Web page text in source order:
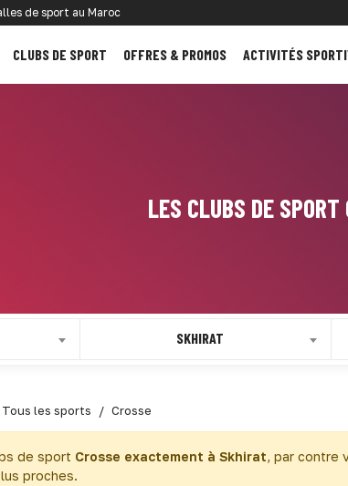
de sport au Maroc
CLUBS DE SPORT OFFRES & PROMOS ACTIVITÉS
LES CLUBS DE
SKHIRAT
Tous les sports Crosse
de sport Crosse exactement à Skhirat, par contre
proches.